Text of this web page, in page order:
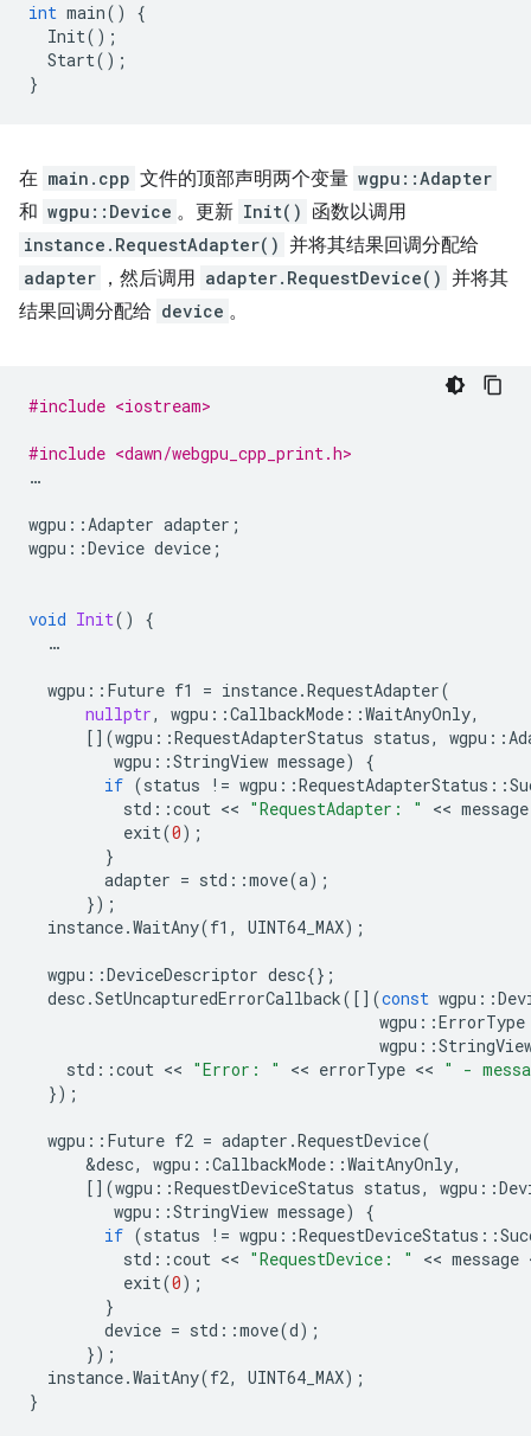
int main()
{
Init();
Start();
}
在 main.cpp 文件的顶部声明两个变量 wgpu::Adapter
和 wgpu::Device 。更新 Init() 函数以调用
instance.RequestAdapter() 并将其结果回调分配给
adapter ，然后调用 adapter.RequestDevice() 并将其
结果回调分配给 device 。
#include <iostream>
#include <dawn/webgpu_cpp_print.h>
…
wgpu ::Adapter adapter ;
wgpu ::Device device ;
void Init()
{
…
wgpu :: Future f1 = instance.RequestAdapter(
nullptr, wgpu ::CallbackMode ::WaitAnyOnly,
[](wgpu ::RequestAdapterStatus status, wgpu ::
wgpu ::StringView message)
{
if (status != wgpu ::RequestAdapterStatus ::
std ::cout << "RequestAdapter: " << message
exit(0);
}
adapter = std ::move(a);
});
instance.WaitAny(f1 , UINT64_MAX);
wgpu ::DeviceDescriptor desc{};
desc.SetUncapturedErrorCallback([](const wgpu ::
wgpu ::ErrorType
wgpu ::
std ::cout << "Error: " << errorType << " -
});
wgpu :: Future f2 = adapter .RequestDevice(
&desc, wgpu ::CallbackMode ::WaitAnyOnly,
[](wgpu ::RequestDeviceStatus status, wgpu ::
wgpu ::StringView message)
{
if (status != wgpu ::RequestDeviceStatus ::
std ::cout << "RequestDevice: " << message
exit(0);
}
device = std ::move(d);
});
instance.WaitAny(f2, UINT64_MAX);
}